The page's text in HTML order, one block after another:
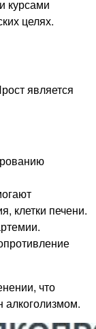
курсами
целях.
является
клетки печени.
что
алкоголизмом.